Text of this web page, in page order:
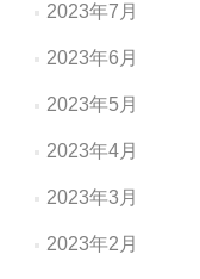
2023年7月
2023年6月
2023年5月
2023年4月
2023年3月
2023年2月